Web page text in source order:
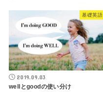
基礎英語
2019.09.03
wellとgoodの使い分け